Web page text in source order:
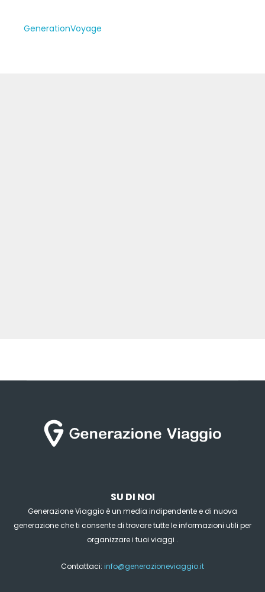
GenerationVoyage
SU DI NOI
Generazione Viaggio è un media indipendente e di nuova
generazione che ti consente di trovare tutte le informazioni utili per
organizzare i tuoi viaggi .
Contattaci: info@generazioneviaggio.it